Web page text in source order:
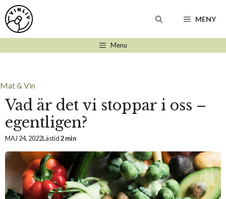
Hoppa
till
innehåll
MENY
Menu
Mat & Vin
Vad är det vi stoppar i oss –
egentligen?
MAJ 24, 2022Lästid2 min